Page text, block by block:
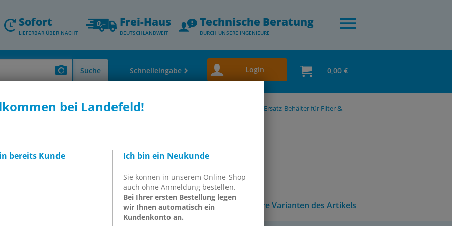
bei Landefeld!
bereits Kunde Ich bin ein Neukunde
Sie können in unserem Online-Shop
auch ohne Anmeldung bestellen.
Bei Ihrer ersten Bestellung legen
wir Ihnen automatisch ein
Kundenkonto an.
Sofort
LIEFERBAR ÜBER NACHT
Frei-Haus
DEUTSCHLANDWEIT
Technische Beratung
DURCH UNSERE INGENIEURE
Suche Schnelleingabe Login 0,00 €
- Durchfluss- & Füllstandsmessung
Ersatz-Behälter für Filter &
*
ohne
Standard 1
*
Andere Varianten des Artikels